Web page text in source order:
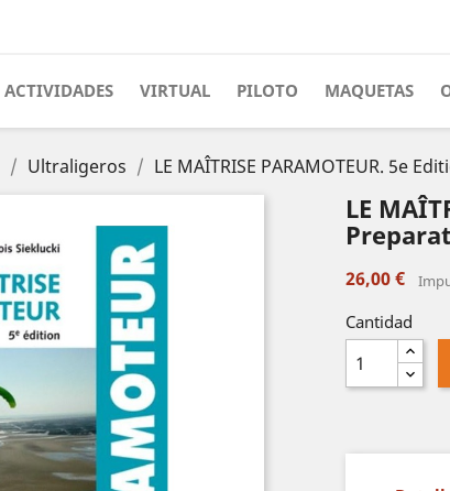
ACTIVIDADES VIRTUAL PILOTO MAQUETAS
Ultraligeros LE MAÎTRISE PARAMOTEUR. 5e
LE
26,00 €
Cantidad